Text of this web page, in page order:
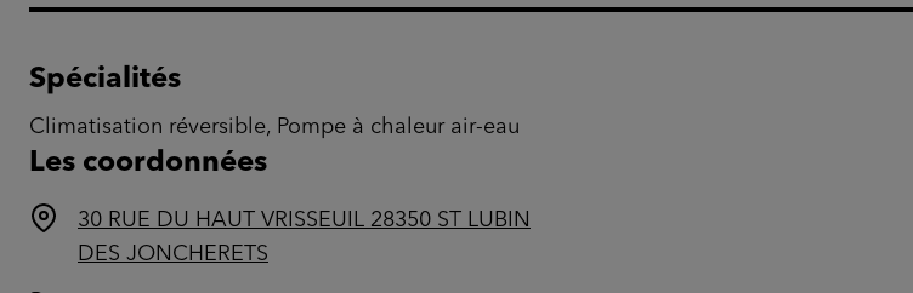
Spécialités
Climatisation réversible, Pompe à chaleur air-eau
Les coordonnées
30 RUE DU HAUT VRISSEUIL 28350 ST LUBIN
DES JONCHERETS